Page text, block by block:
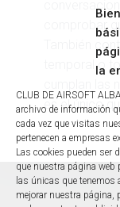
la
CLUB DE AIRSOFT
archivo de información
cada vez que visitas
pertenecen a empresas
Las cookies pueden ser
que nuestra página web
las únicas que tenemos
mejorar nuestra página,
comprobar
También
temporal o
es el único